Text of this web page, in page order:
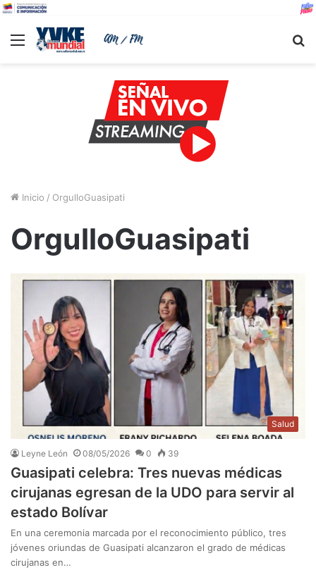
Menu
Inicio / OrgulloGuasipati
OrgulloGuasipati
Salud
Leyne León 08/05/2026 0 39
Guasipati celebra: Tres nuevas médicas
cirujanas egresan de la UDO para servir al
estado Bolívar
En una ceremonia marcada por el reconocimiento público, tres
jóvenes oriundas de Guasipati alcanzaron el grado de médicas
cirujanas en…